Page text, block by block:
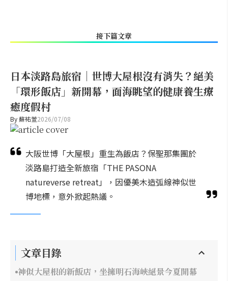
接下篇文章
日本淡路島旅宿｜世博大屋根沒有消失？絕美
「環形飯店」新開幕，面海眺望的健康養生療
癒度假村
By蘇祐萱2026/07/08
大阪世博「大屋根」重生為飯店？保聖那集團於
淡路島打造全新旅宿「THE PASONA
natureverse retreat」，因優美木造弧線神似世
博地標，意外掀起熱議。
文章目錄
神似大屋根的新飯店，坐擁明石海峽絕景今夏開幕